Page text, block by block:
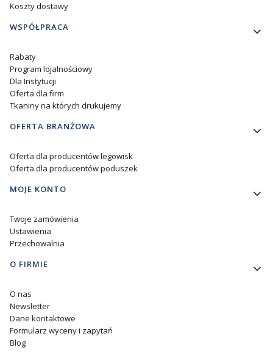
Koszty dostawy
WSPÓŁPRACA
Rabaty
Program lojalnościowy
Dla Instytucji
Oferta dla firm
Tkaniny na których drukujemy
OFERTA BRANŻOWA
Oferta dla producentów legowisk
Oferta dla producentów poduszek
MOJE KONTO
Twoje zamówienia
Ustawienia
Przechowalnia
O FIRMIE
O nas
Newsletter
Dane kontaktowe
Formularz wyceny i zapytań
Blog